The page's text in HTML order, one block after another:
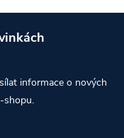
informace o nových
shopu.